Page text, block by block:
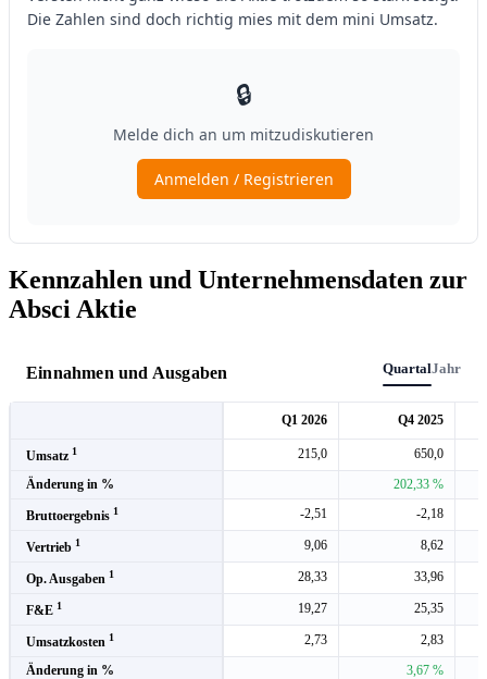
Kennzahlen und Unternehmensdaten zur
Absci Aktie
Einnahmen und Ausgaben QuartalJahr
Q1 2026 Q4 2025
Umsatz 1 215,0
650,0
Änderung in %
202,33 %
Bruttoergebnis 1 -2,51 -2,18
Vertrieb 1 9,06 8,62
Op. Ausgaben 1 28,33 33,96
F&E 1 19,27 25,35
Umsatzkosten 1 2,73
2,83
Änderung in %
3,67 %